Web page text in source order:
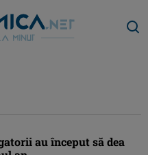
au început să dea